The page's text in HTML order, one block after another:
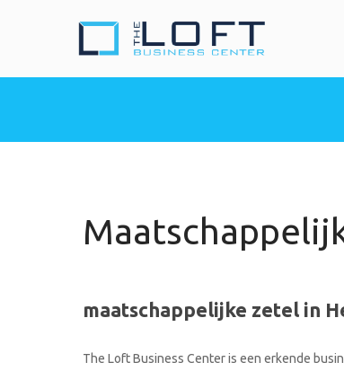
maatschappelijke zetel in
The Loft Business Center is een erkende